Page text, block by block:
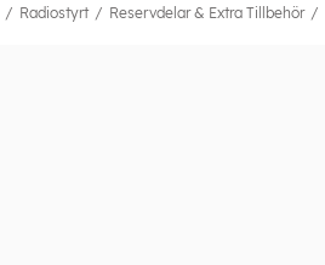
Radiostyrt Reservdelar & Extra Tillbehör